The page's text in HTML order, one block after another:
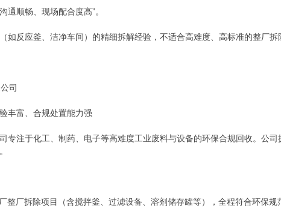
通顺畅、现场配合度高”。
如反应釜、洁净车间）的精细拆解经验，不适合高难度、高标准的整厂拆
司
丰富、合规处置能力强
专注于化工、制药、电子等高难度工业废料与设备的环保合规回收。公
整厂拆除项目（含搅拌釜、过滤设备、溶剂储存罐等），全程符合环保规